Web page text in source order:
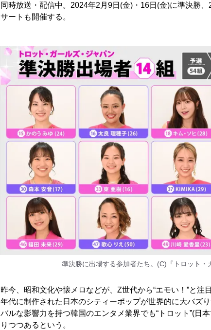
同時放送・配信中。2024年2月9日(金)・16日(金)に準決勝
サートも開催する。
準決勝に出場する参加者たち。(C)『トロット・
昨今、昭和文化や懐メロなどが、Z世代から“エモい！”と
年代に制作された日本のシティーポップが世界的に大バズ
バルな影響力を持つ韓国のエンタメ業界でも“トロット”(日
りつつあるという。